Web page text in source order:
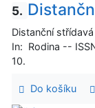
5.
Distanční střídavá
In: Rodina --
10.
Do košíku